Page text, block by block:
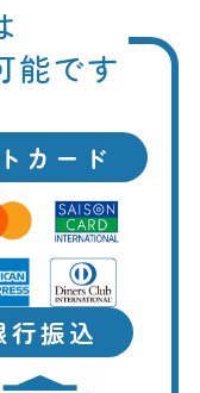
能です
カード
行振込